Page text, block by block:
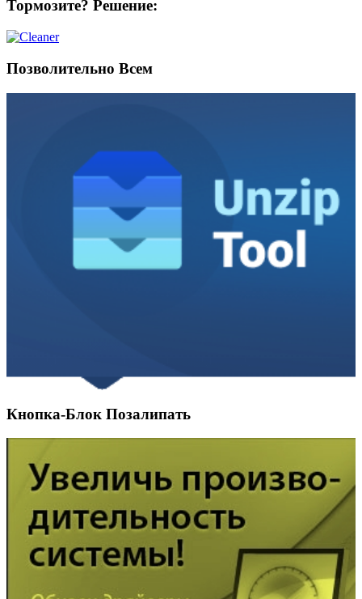
Тормозите? Решение:
Позволительно Всем
Кнопка-Блок Позалипать